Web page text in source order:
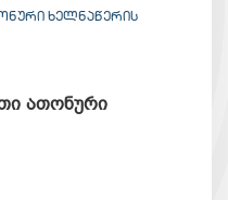
ᲮᲔᲚᲜᲐᲬᲔᲠᲘᲡ
ათონური